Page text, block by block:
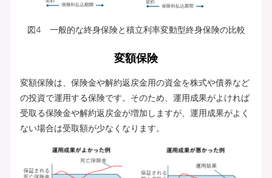
図4 一般的な終身保険と積立利率変動型終身保険の比較
変額保険
変額保険は、保険金や解約返戻金用の資金を株式や債券など
の投資で運用する保険です。そのため、運用成果がよければ
受取る保険金や解約返戻金が増加しますが、運用成果がよく
ない場合は受取額が少なくなります。